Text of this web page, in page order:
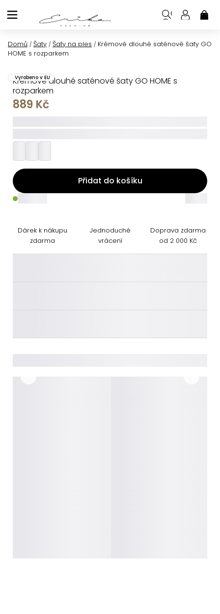
na
Domů / Šaty / Šaty na ples / Krémové dlouhé saténové šaty GO
HOME s rozparkem
Krémové dlouhé saténové šaty GO HOME s
rozparkem
Vyrobeno v EU
889 Kč
Přidat do košíku
Dárek k nákupu
zdarma
Jednoduché
vrácení
Doprava zdarma
od 2 000 Kč